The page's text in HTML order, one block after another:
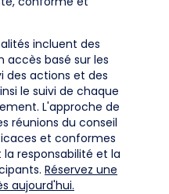
incluent des
accès basé sur les
des actions et des
le suivi de chaque
L'approche de
réunions du conseil
et conformes
responsabilité et la
Réservez une
aujourd'hui.